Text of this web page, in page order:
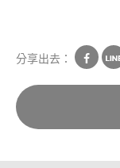
分享出去：